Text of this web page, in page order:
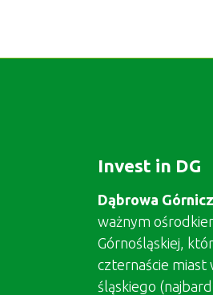
Invest in DG
Dąbrowa
ważnym
Górnośląskiej,
czternaście
śląskiego